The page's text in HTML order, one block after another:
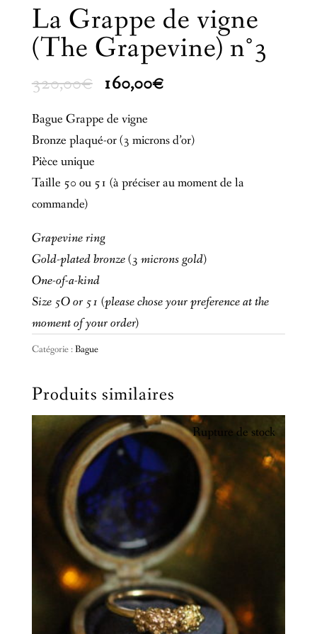
La Grappe de vigne
(The Grapevine) n°3
320,00€ Le
initial
était :
160,00€Le
est :
Bague Grappe de vigne
Bronze plaqué-or (3 microns d’or)
Pièce unique
Taille 50 ou 51 (à préciser au moment de la
commande)
Grapevine ring
Gold-plated bronze (3 microns gold)
One-of-a-kind
Size 5O or 51 (please chose your preference at the
moment of your order)
Catégorie :Bague
Produits similaires
Rupture de stock